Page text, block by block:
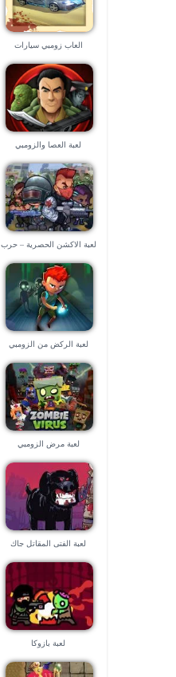
العاب زومبي سيارات
لعبة العصا والزومبي
لعبة الاكشن الحصرية – حرب
لعبة الركض من الزومبي
لعبة مرض الزومبي
لعبة الفتى المقاتل جاك
لعبة بازوكا